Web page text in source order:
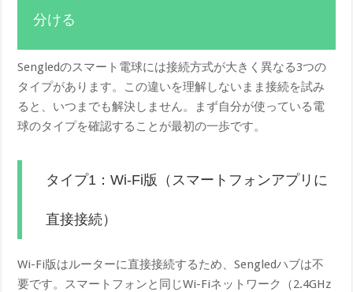
分ける
Sengledのスマート電球には接続方式が大きく異なる3つの
タイプがあります。この違いを理解しないまま接続を試み
ると、いつまでも解決しません。まず自分が使っている電
球のタイプを確認することが最初の一歩です。
タイプ1：Wi-Fi版（スマートフォンアプリに
直接接続）
Wi-Fi版はルーターに直接接続するため、Sengledハブは不
要です。スマートフォンと同じWi-Fiネットワーク（2.4GHz